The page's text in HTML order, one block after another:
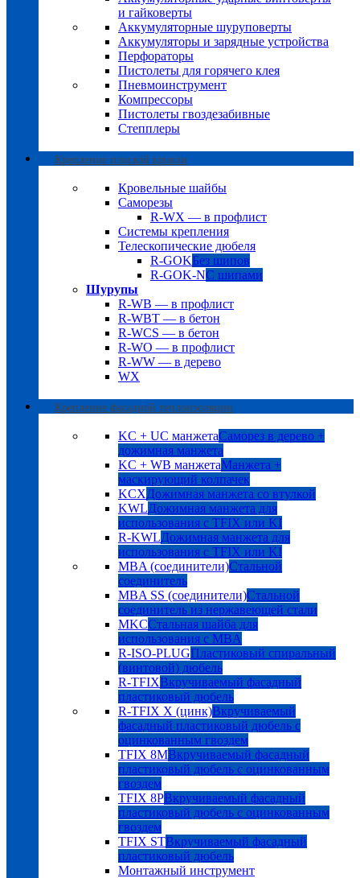
и гайковерты
Аккумуляторные шуруповерты
Аккумуляторы и зарядные устройства
Перфораторы
Пистолеты для горячего клея
Пневмоинструмент
Компрессоры
Пистолеты гвоздезабивные
Степплеры
Крепление плоской кровли
Кровельные шайбы
Саморезы
R-WX — в профлист
Системы крепления
Телескопические дюбеля
R-GOKБез шипов
R-GOK-NС шипами
Шурупы
R-WB — в профлист
R-WBT — в бетон
R-WCS — в бетон
R-WO — в профлист
R-WW — в дерево
WX
Крепление фасадной теплоизоляции
KC + UC манжетаСаморез в дерево +
дожимная манжета
KC + WB манжетаМанжета +
маскирующий колпачек
KCXДожимная манжета со втулкой
KWLДожимная манжета для
использования с TFIX или KI
R-KWLДожимная манжета для
использования с TFIX или KI
MBA (соединители)Стальной
соединитель
MBA SS (соединители)Стальной
соединитель из нержавеющей стали
MKCСтальная шайба для
использования с MBA
R-ISO-PLUGПластиковый спиральный
(винтовой) дюбель
R-TFIXВкручиваемый фасадный
пластиковый дюбель
R-TFIX X (цинк)Вкручиваемый
фасадный пластиковый дюбель с
оцинкованным гвоздем
TFIX 8MВкручиваемый фасадный
пластиковый дюбель с оцинкованным
гвоздем
TFIX 8PВкручиваемый фасадный
пластиковый дюбель с оцинкованным
гвоздем
TFIX STВкручиваемый фасадный
пластиковый дюбель
Монтажный инструмент